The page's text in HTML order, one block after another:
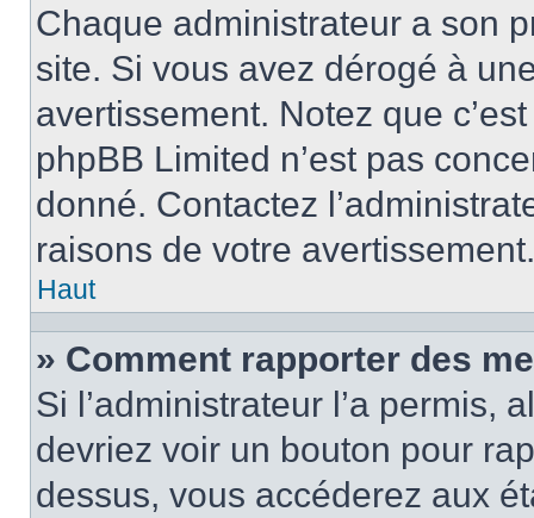
Chaque administrateur a son
site. Si vous avez dérogé à
avertissement. Notez que
phpBB Limited n’est pas
donné. Contactez
raisons de votre avertissement.
Haut
» Comment rapporter des
Si l’administrateur l’a permis,
devriez voir un bouton pour
dessus, vous accéderez aux